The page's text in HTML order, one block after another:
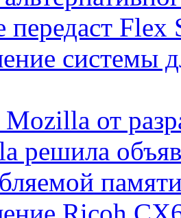
передаст
системы
Mozilla от
решила